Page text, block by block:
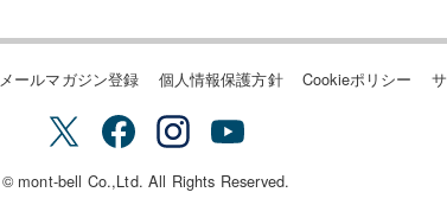
メールマガジン登録 個人情報保護方針 Cookieポリシー
© mont-bell Co.,Ltd. All Rights Reserved.